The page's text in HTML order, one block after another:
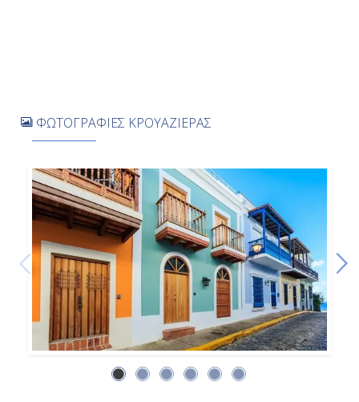
07:00
ΦΩΤΟΓΡΑΦΙΕΣ ΚΡΟΥΑΖΙΕΡΑΣ